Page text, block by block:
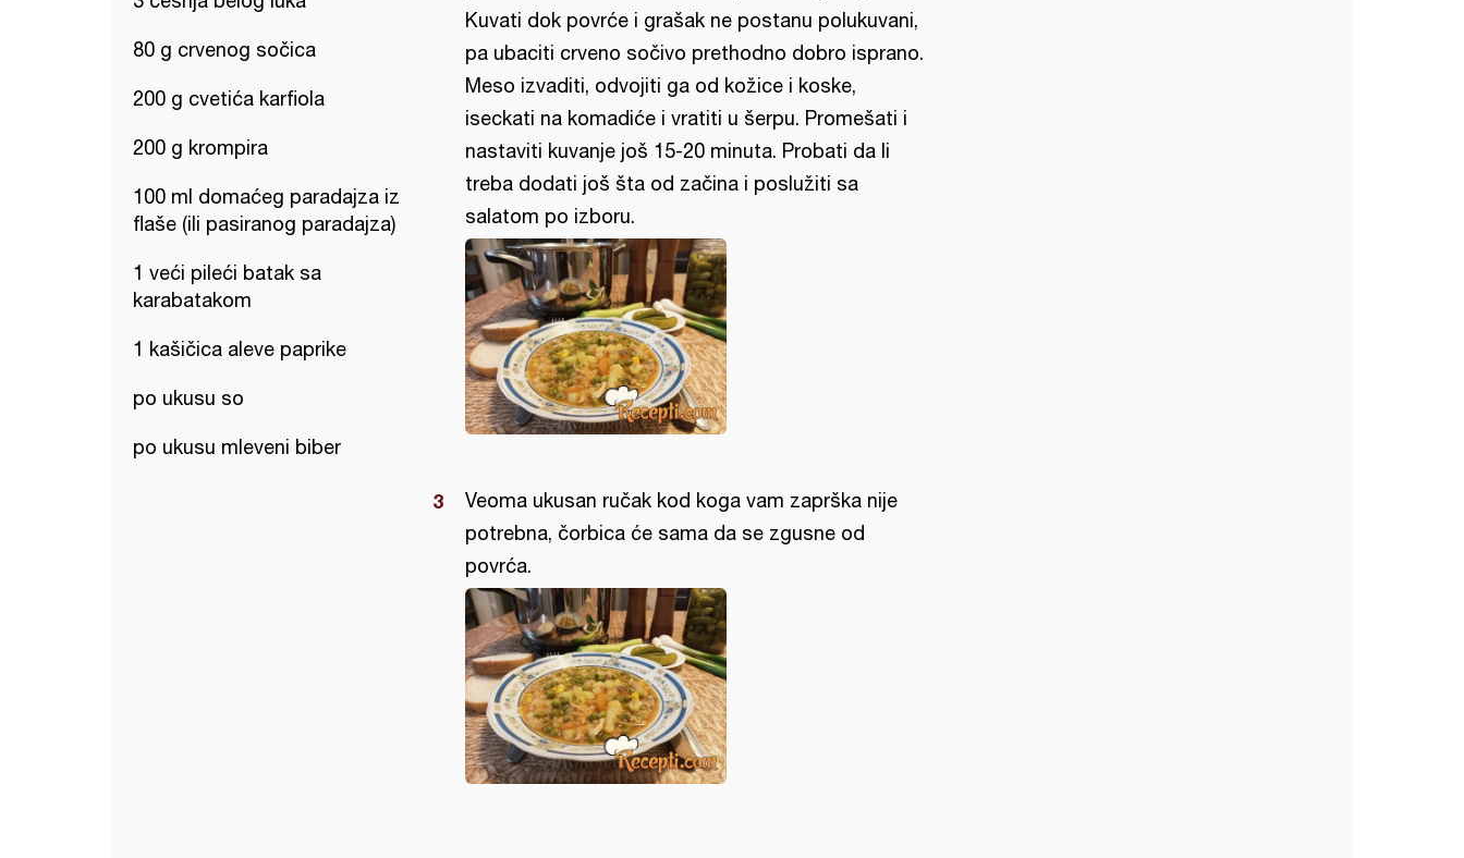
80 g crvenog sočica
200 g cvetića karfiola
200 g krompira
100 ml domaćeg paradajza iz
flaše (ili pasiranog paradajza)
1 veći pileći batak sa
karabatakom
1 kašičica aleve paprike
po ukusu so
po ukusu mleveni biber
Kuvati dok povrće i grašak ne postanu polukuvani,
pa ubaciti crveno sočivo prethodno dobro isprano.
Meso izvaditi, odvojiti ga od kožice i koske,
iseckati na komadiće i vratiti u šerpu. Promešati i
nastaviti kuvanje još 15-20 minuta. Probati da li
treba dodati još šta od začina i poslužiti sa
salatom po izboru.
Veoma ukusan ručak kod koga vam zaprška nije
potrebna, čorbica će sama da se zgusne od
povrća.